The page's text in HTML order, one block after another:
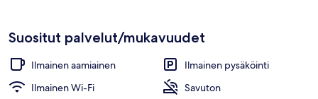
Suositut palvelut/mukavuudet
Ilmainen aamiainen
Ilmainen pysäköinti
Ilmainen Wi-Fi
Savuton